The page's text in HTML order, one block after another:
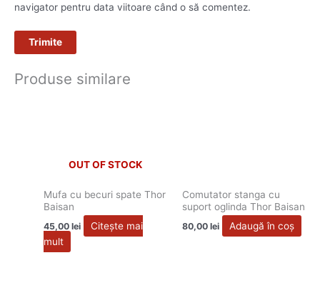
navigator pentru data viitoare când o să comentez.
Produse similare
OUT OF STOCK
Mufa cu becuri spate Thor
Baisan
45,00lei
Citește mai
mult
Comutator stanga cu
suport oglinda Thor Baisan
80,00 lei Adaugă în coș